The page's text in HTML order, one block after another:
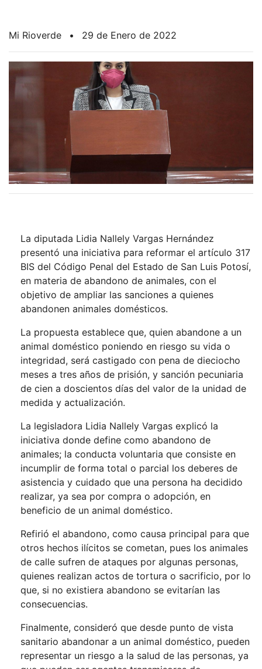
Mi Rioverde • 29 de Enero de 2022
La diputada Lidia Nallely Vargas Hernández
presentó una iniciativa para reformar el artículo 317
BIS del Código Penal del Estado de San Luis Potosí,
en materia de abandono de animales, con el
objetivo de ampliar las sanciones a quienes
abandonen animales domésticos.
La propuesta establece que, quien abandone a un
animal doméstico poniendo en riesgo su vida o
integridad, será castigado con pena de dieciocho
meses a tres años de prisión, y sanción pecuniaria
de cien a doscientos días del valor de la unidad de
medida y actualización.
La legisladora Lidia Nallely Vargas explicó la
iniciativa donde define como abandono de
animales; la conducta voluntaria que consiste en
incumplir de forma total o parcial los deberes de
asistencia y cuidado que una persona ha decidido
realizar, ya sea por compra o adopción, en
beneficio de un animal doméstico.
Refirió el abandono, como causa principal para que
otros hechos ilícitos se cometan, pues los animales
de calle sufren de ataques por algunas personas,
quienes realizan actos de tortura o sacrificio, por lo
que, si no existiera abandono se evitarían las
consecuencias.
Finalmente, consideró que desde punto de vista
sanitario abandonar a un animal doméstico, pueden
representar un riesgo a la salud de las personas, ya